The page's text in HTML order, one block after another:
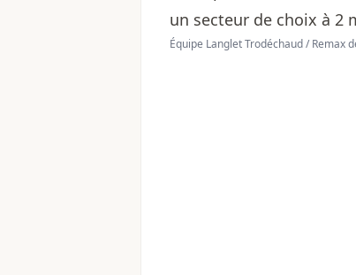
Équipe Langlet Trodéchaud / Remax